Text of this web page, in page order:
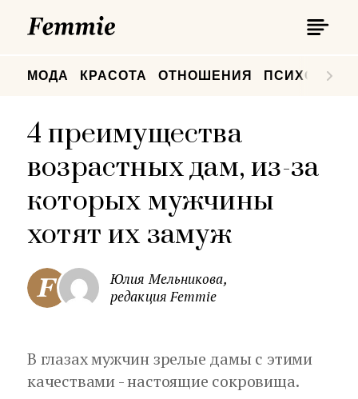
МОДА КРАСОТА ОТНОШЕНИЯ
4 преимущества
возрастных дам, из-за
которых мужчины
хотят их замуж
Юлия Мельникова,
редакция Femmie
В глазах мужчин зрелые дамы с этими
качествами - настоящие сокровища.